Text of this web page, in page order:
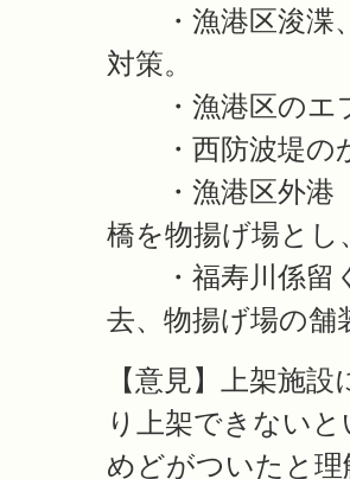
・漁港区浚渫、
対策。
・漁港区のエプ
・西防波堤の
・漁港区外港（
橋を物揚げ場とし
・福寿川係留く
去、物揚げ場の舗
【意見】上架施
り上架できない
めどがついたと